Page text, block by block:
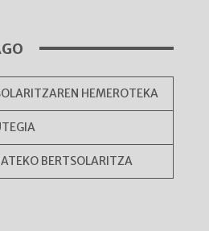
HEMEROTEKA
BERTSOLARITZA